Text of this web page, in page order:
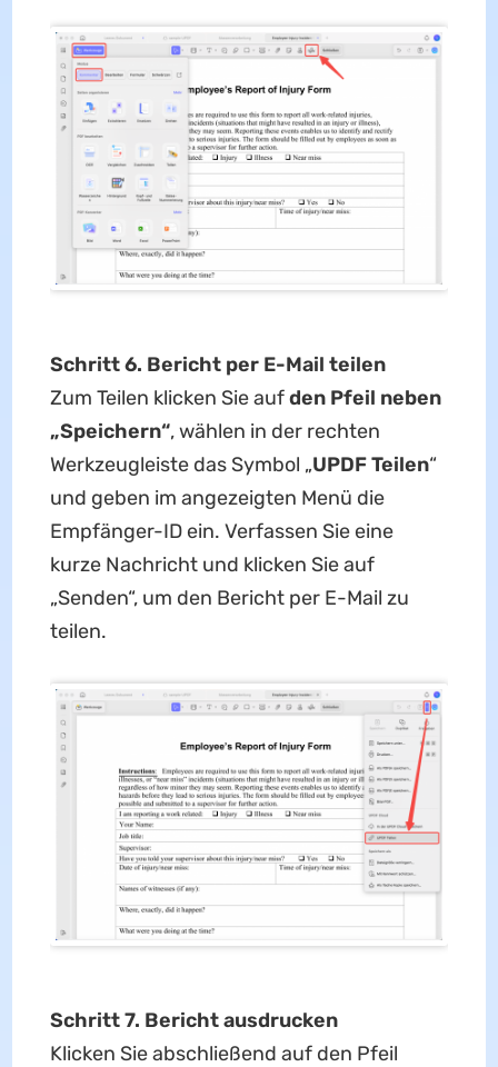
Schritt 6. Bericht per E-Mail teilen
Zum Teilen klicken Sie aufden Pfeil neben
„Speichern“, wählen in der rechten
Werkzeugleiste das Symbol „UPDF Teilen“
und geben im angezeigten Menü die
Empfänger-ID ein. Verfassen Sie eine
kurze Nachricht und klicken Sie auf
„Senden“, um den Bericht per E-Mail zu
teilen.
Schritt 7. Bericht ausdrucken
Klicken Sie abschließend auf den Pfeil